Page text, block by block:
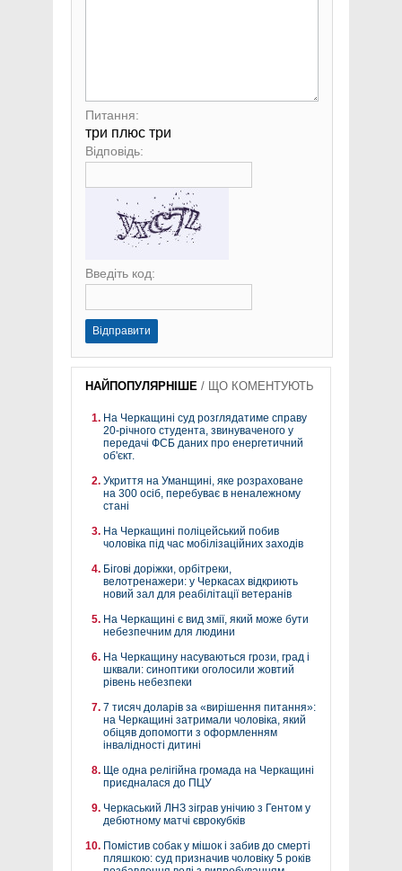
Питання:
три плюс три
Відповідь:
Введіть код:
Відправити
НАЙПОПУЛЯРНІШЕ / ЩО КОМЕНТУЮТЬ
На Черкащині суд розглядатиме справу
20-річного студента, звинуваченого у
передачі ФСБ даних про енергетичний
об'єкт.
Укриття на Уманщині, яке розраховане
на 300 осіб, перебуває в неналежному
стані
На Черкащині поліцейський побив
чоловіка під час мобілізаційних заходів
Бігові доріжки, орбітреки,
велотренажери: у Черкасах відкриють
новий зал для реабілітації ветеранів
На Черкащині є вид змії, який може бути
небезпечним для людини
На Черкащину насуваються грози, град і
шквали: синоптики оголосили жовтий
рівень небезпеки
7 тисяч доларів за «вирішення питання»:
на Черкащині затримали чоловіка, який
обіцяв допомогти з оформленням
інвалідності дитині
Ще одна релігійна громада на Черкащині
приєдналася до ПЦУ
Черкаський ЛНЗ зіграв унічию з Гентом у
дебютному матчі єврокубків
Помістив собак у мішок і забив до смерті
пляшкою: суд призначив чоловіку 5 років